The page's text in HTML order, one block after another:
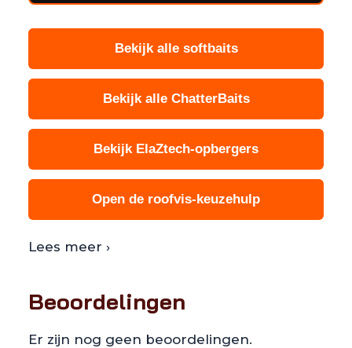
Bekijk alle softbaits
Bekijk alle ChatterBaits
Bekijk ElaZtech-opbergers
Open de roofvis-keuzehulp
Lees meer ›
Beoordelingen
Er zijn nog geen beoordelingen.